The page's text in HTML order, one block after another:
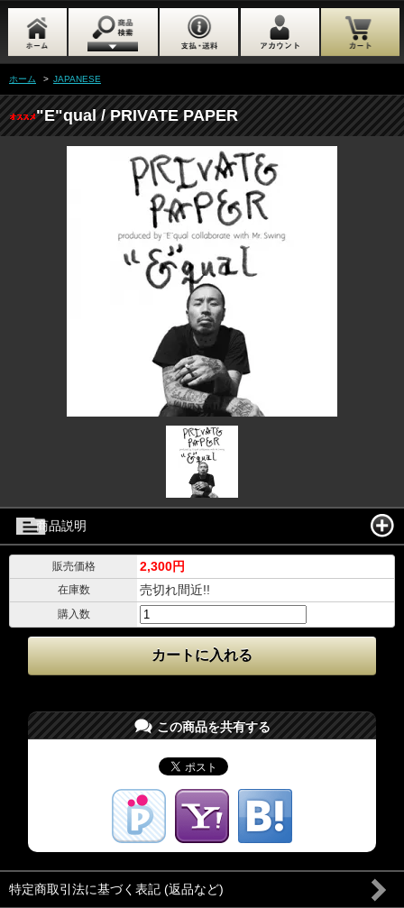
ホーム > JAPANESE
"E"qual / PRIVATE PAPER
商品説明
販売価格 2,300円
在庫数 売切れ間近!!
購入数
この商品を共有する
特定商取引法に基づく表記 (返品など)